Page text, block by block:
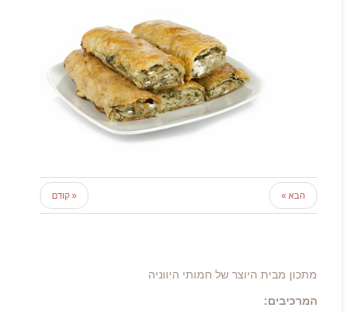
« קודם הבא »
מתכון מבית היוצר של חמותי היווניה
המרכיבים: